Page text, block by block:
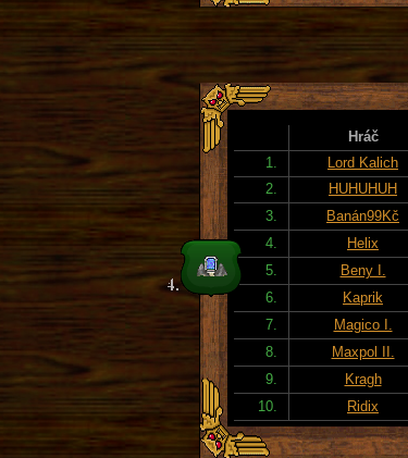
Hráč
1.
Lord Kalich
2.
HUHUHUH
3.
Banán99Kč
4.
Helix
5.
Beny I.
6.
Kaprik
7.
Magico I.
8.
Maxpol II.
9.
Kragh
10.
Ridix